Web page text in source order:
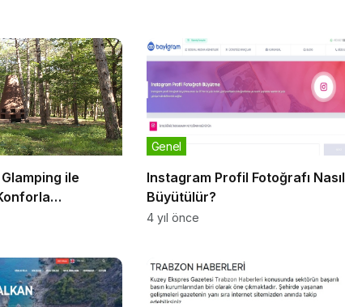
ile
Instagram Profil Fotoğrafı Nasıl
Büyütülür?
Genel
4 yıl önce